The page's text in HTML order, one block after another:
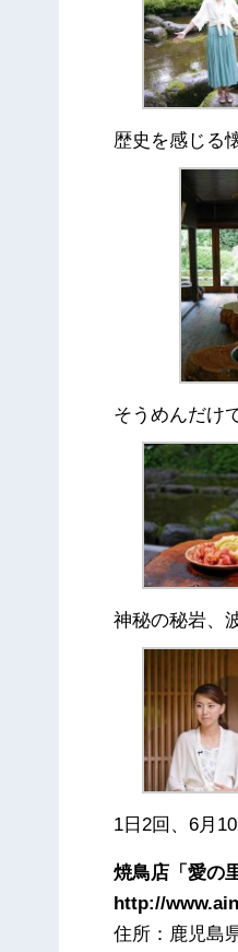
歴史を感じる
そうめんだけ
神秘の秘岩、
1日2回、6月
焼鳥店「愛の
http://
住所：鹿児島